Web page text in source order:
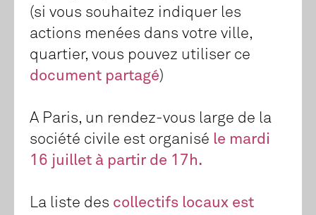
(si vous souhaitez indiquer les
actions menées dans votre ville,
quartier, vous pouvez utiliser ce
document partagé)
A Paris, un rendez-vous large de la
société civile est organisé le mardi
16 juillet à partir de 17h.
La liste des collectifs locaux est